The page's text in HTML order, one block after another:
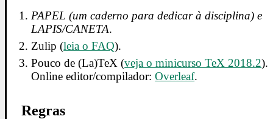
PAPEL (um caderno para dedicar à disciplina) e
LAPIS/CANETA.
Zulip (leia o FAQ).
Pouco de (La)TeX (veja o minicurso TeX 2018.2).
Online editor/compilador:Overleaf.
Regras